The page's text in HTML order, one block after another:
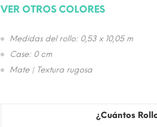
VER OTROS COLORES
Medidas del rollo: 0,53 x 10,05 m
Case: 0 cm
Mate | Textura rugosa
¿Cuántos